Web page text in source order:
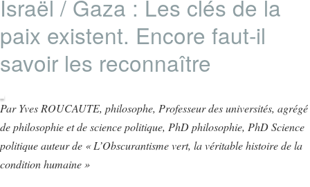
Israël / Gaza : Les clés de la
paix existent. Encore faut-il
savoir les reconnaître
Par Yves ROUCAUTE, philosophe, Professeur des universités, agrégé
de philosophie et de science politique, PhD philosophie, PhD Science
politique auteur de « L’Obscurantisme vert, la véritable histoire de la
condition humaine »